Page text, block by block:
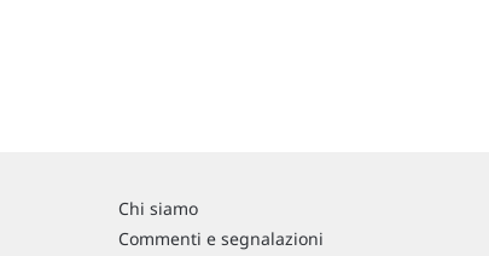
Chi siamo
Commenti e segnalazioni